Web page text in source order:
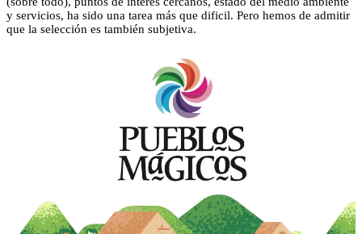
y servicios, ha sido una tarea más que dificil. Pero hemos de admitir
que la selección es también subjetiva.